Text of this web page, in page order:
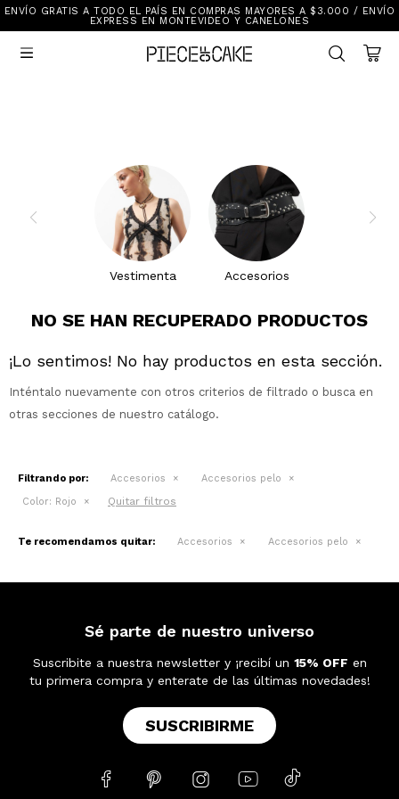
ENVÍO GRATIS A TODO EL PAÍS EN COMPRAS MAYORES A $3.000 / ENVÍO
EXPRESS EN MONTEVIDEO Y CANELONES

Vestimenta Accesorios
NO SE HAN RECUPERADO PRODUCTOS
¡Lo sentimos! No hay productos en esta sección.
Inténtalo nuevamente con otros criterios de filtrado o busca en
otras secciones de nuestro catálogo.
Filtrando por: Accesorios
Accesorios pelo
Color: Rojo Quitar filtros
Te recomendamos quitar: Accesorios Accesorios pelo
Sé parte de nuestro universo
Suscribite a nuestra newsletter y ¡recibí un 15% OFF en
tu primera compra y enterate de las últimas novedades!
SUSCRIBIRME
    
Sale
New In
Mi cuenta
Ver Todo
Vestimenta